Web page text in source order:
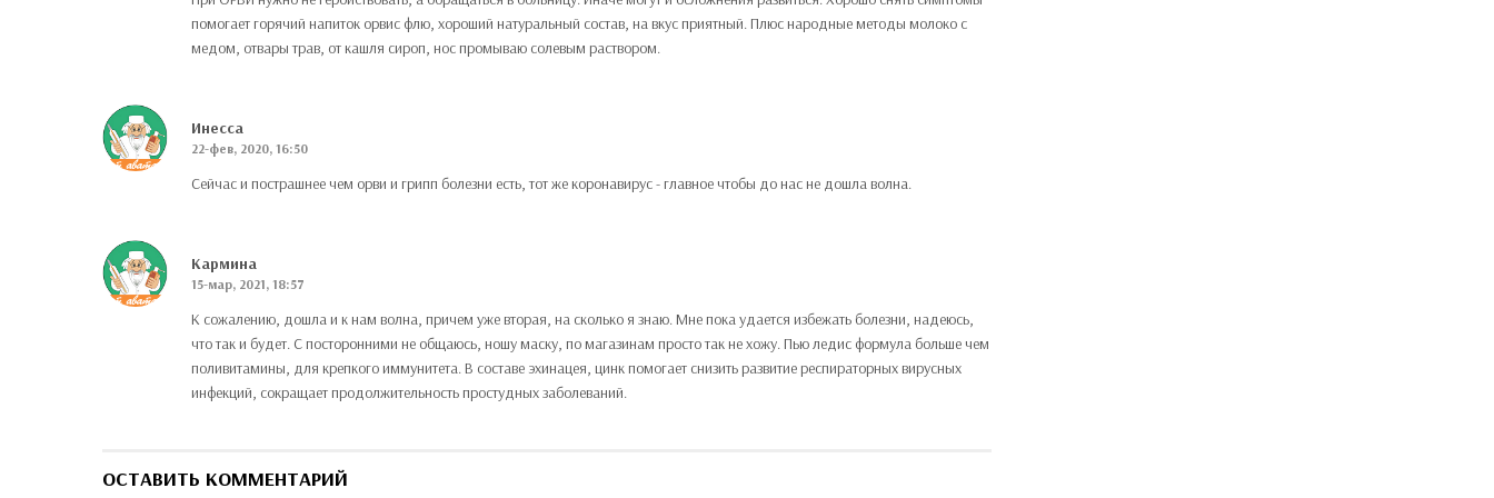
помогает горячий напиток орвис флю, хороший натуральный состав, на вкус приятный. Плюс народные методы молоко с
медом, отвары трав, от кашля сироп, нос промываю солевым раствором.
Инесса
22-фев, 2020, 16:50
Сейчас и пострашнее чем орви и грипп болезни есть, тот же коронавирус - главное чтобы до нас не дошла волна.
Кармина
15-мар, 2021, 18:57
К сожалению, дошла и к нам волна, причем уже вторая, на сколько я знаю. Мне пока удается избежать болезни, надеюсь,
что так и будет. С посторонними не общаюсь, ношу маску, по магазинам просто так не хожу. Пью ледис формула больше чем
поливитамины, для крепкого иммунитета. В составе эхинацея, цинк помогает снизить развитие респираторных вирусных
инфекций, сокращает продолжительность простудных заболеваний.
ОСТАВИТЬ КОММЕНТАРИЙ